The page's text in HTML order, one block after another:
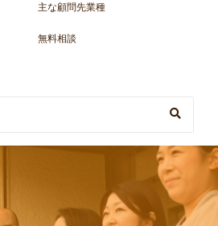
主な顧問先業種
無料相談